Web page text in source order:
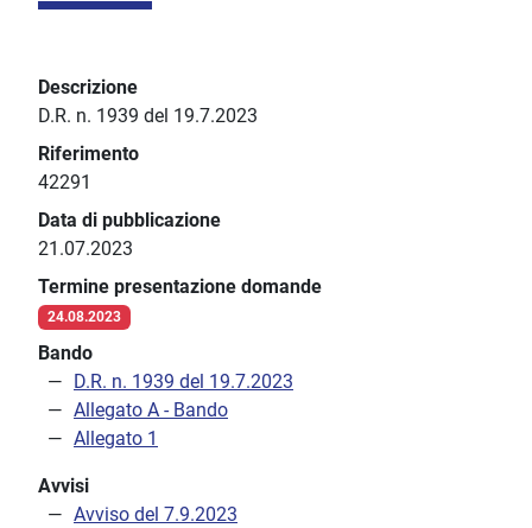
Descrizione
D.R. n. 1939 del 19.7.2023
Riferimento
42291
Data di pubblicazione
21.07.2023
Termine presentazione domande
24.08.2023
Bando
D.R. n. 1939 del 19.7.2023
Allegato A - Bando
Allegato 1
Avvisi
Avviso del 7.9.2023